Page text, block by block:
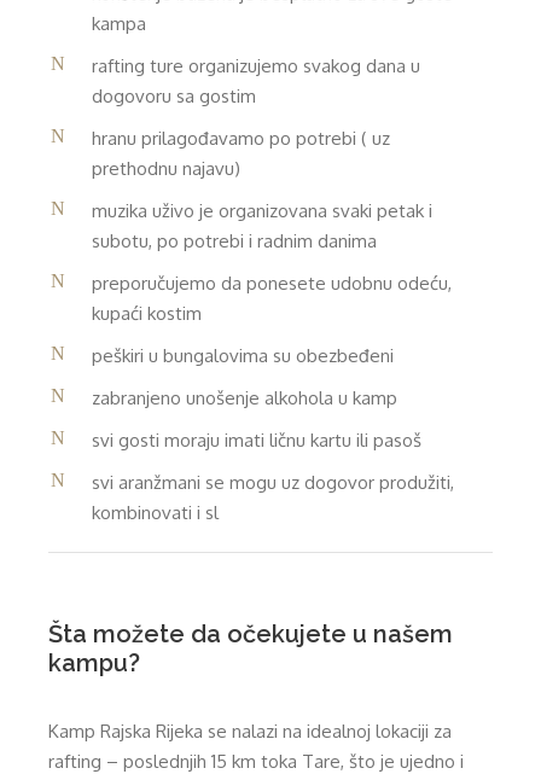
kampa
rafting ture organizujemo svakog dana u
dogovoru sa gostim
hranu prilagođavamo po potrebi ( uz
prethodnu najavu)
muzika uživo je organizovana svaki petak i
subotu, po potrebi i radnim danima
preporučujemo da ponesete udobnu odeću,
kupaći kostim
peškiri u bungalovima su obezbeđeni
zabranjeno unošenje alkohola u kamp
svi gosti moraju imati ličnu kartu ili pasoš
svi aranžmani se mogu uz dogovor produžiti,
kombinovati i sl
Šta možete da očekujete u našem
kampu?
Kamp Rajska Rijeka se nalazi na idealnoj lokaciji za
rafting – poslednjih 15 km toka Tare, što je ujedno i